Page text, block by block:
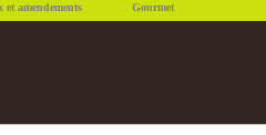
et amendements Gourmet